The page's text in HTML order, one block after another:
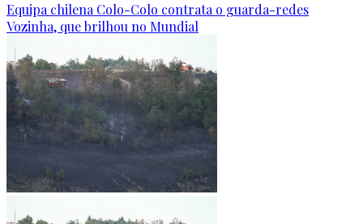
Equipa chilena Colo-Colo contrata o guarda-redes
Vozinha, que brilhou no Mundial